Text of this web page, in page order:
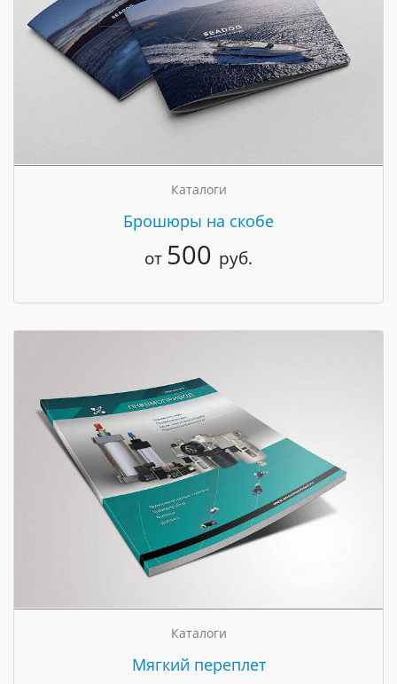
Каталоги
Брошюры на скобе
от 500 руб.
Каталоги
Мягкий переплет